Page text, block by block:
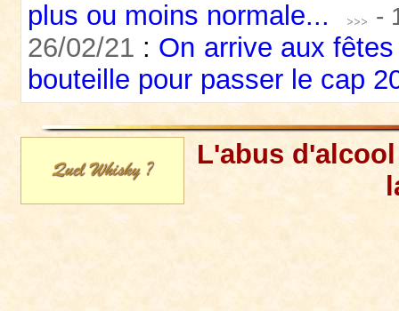
plus ou moins normale...
-
26/02/21 : On arrive aux
bouteille pour passer le cap
L'abus